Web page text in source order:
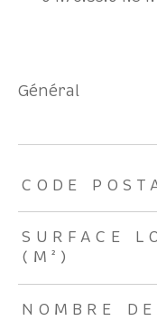
général
CODE
SURFACE
(M²)
NOMBRE